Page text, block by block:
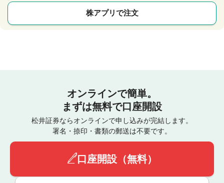
株アプリで注文
オンラインで簡単。
まずは無料で口座開設
松井証券ならオンラインで申し込みが完結します。
署名・捺印・書類の郵送は不要です。
口座開設（無料）